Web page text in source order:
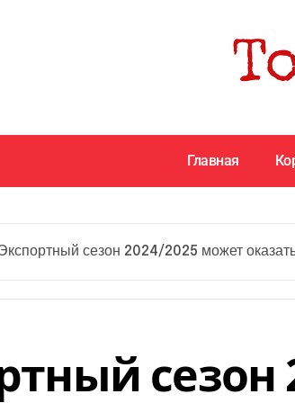
Главная
сезон 2024/2025 может
сезон